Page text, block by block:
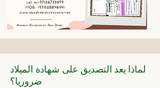
لماذا يعد التصديق على شهادة الميلاد
ضروريا؟